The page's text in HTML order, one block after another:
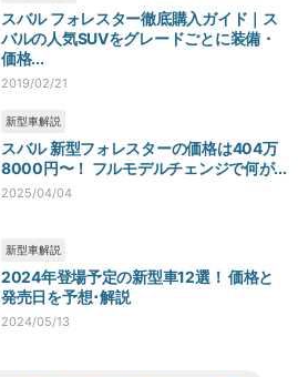
スバル フォレスター徹底購入ガイド｜ス
バルの人気SUVをグレードごとに装備・
価格...
2019/02/21
新型車解説
スバル 新型フォレスターの価格は404万
8000円〜！ フルモデルチェンジで何が...
2025/04/04
新型車解説
2024年登場予定の新型車12選！ 価格と
発売日を予想･解説
2024/05/13